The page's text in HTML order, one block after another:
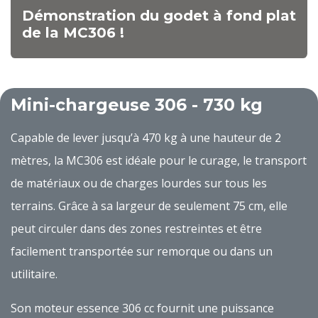
Démonstration du godet à fond plat
de la MC306 !
Mini-chargeuse 306 - 730 kg
Capable de lever jusqu’à 470 kg à une hauteur de 2
mètres, la MC306 est idéale pour le curage, le transport
de matériaux ou de charges lourdes sur tous les
terrains. Grâce à sa largeur de seulement 75 cm, elle
peut circuler dans des zones restreintes et être
facilement transportée sur remorque ou dans un
utilitaire.
Son moteur essence 306 cc fournit une puissance